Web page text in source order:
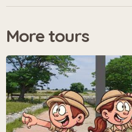
More tours